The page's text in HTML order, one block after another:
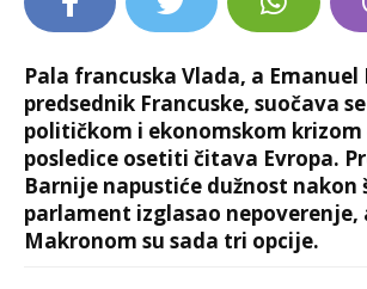
Pala francuska Vlada, a Emanuel
predsednik Francuske, suočava
političkom i ekonomskom krizom
posledice osetiti čitava Evropa.
Barnije napustiće dužnost nakon
parlament izglasao nepoverenje,
Makronom su sada tri opcije.